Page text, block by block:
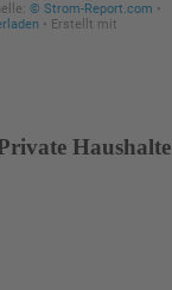
Haushalte